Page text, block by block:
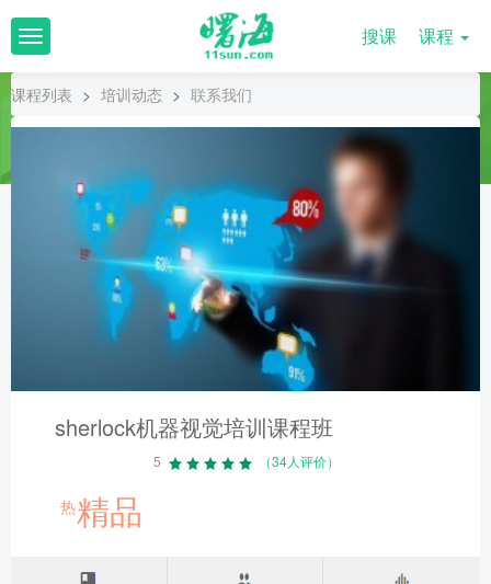
T
o
g
l
搜课 课程
课程列表 > 培训动态 > 联系我们
sherlock机器视觉培训课程班
5 （34人评价）
热精品